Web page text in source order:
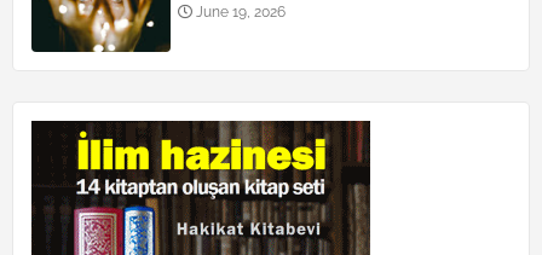
June 19, 2026